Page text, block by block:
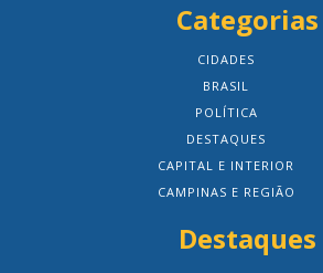
Categorias
CIDADES
BRASIL
POLÍTICA
DESTAQUES
CAPITAL E INTERIOR
CAMPINAS E REGIÃO
Destaques